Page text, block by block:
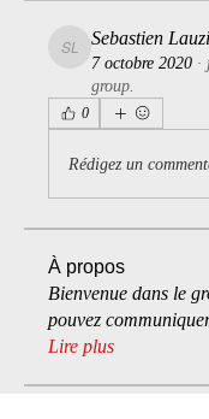
Sebastien Lauziere
Sebastien
7 octobre 2020 ·
group.
0
Rédigez un
À propos
Bienvenue dans le
pouvez
Lire plus